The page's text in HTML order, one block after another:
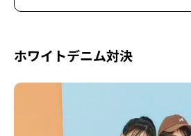
ホワイトデニム対決